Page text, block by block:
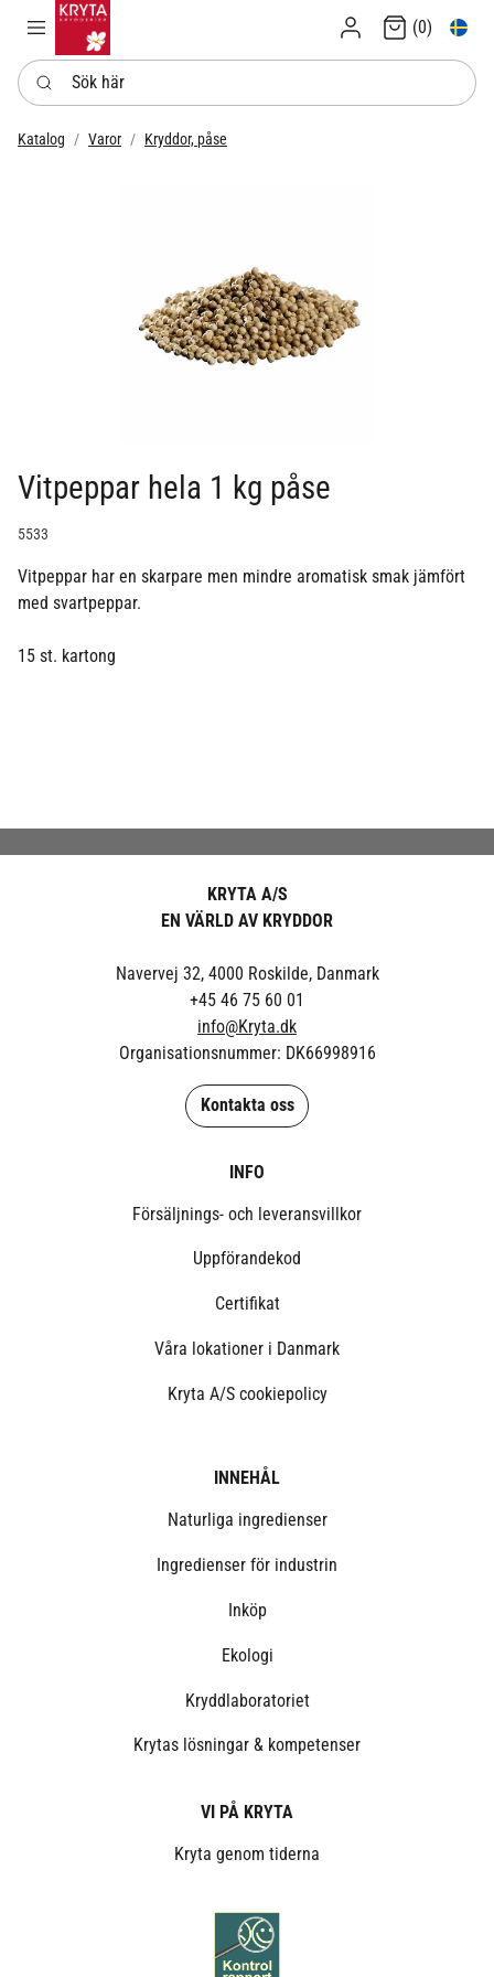
Logga in (0)
Sök här
Katalog Varor Kryddor, påse
Vitpeppar hela 1 kg påse
5533
Vitpeppar har en skarpare men mindre aromatisk smak jämfört
med svartpeppar.
15 st. kartong
KRYTA A/S
EN VÄRLD AV KRYDDOR
Navervej 32, 4000 Roskilde, Danmark
+45 46 75 60 01
info@Kryta.dk
Organisationsnummer: DK66998916
Kontakta oss
INFO
Försäljnings- och leveransvillkor
Uppförandekod
Certifikat
Våra lokationer i Danmark
Kryta A/S cookiepolicy
INNEHÅL
Naturliga ingredienser
Ingredienser för industrin
Inköp
Ekologi
Kryddlaboratoriet
Krytas lösningar & kompetenser
VI PÅ KRYTA
Kryta genom tiderna